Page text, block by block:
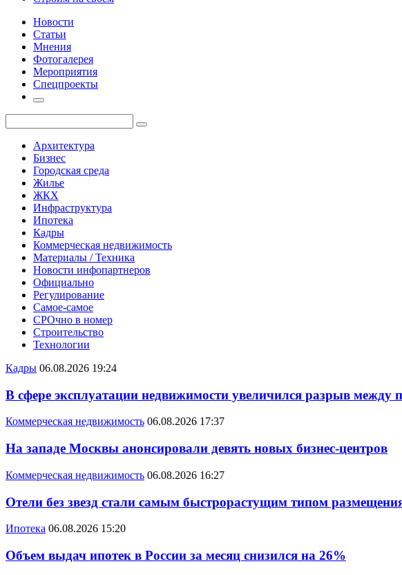
Новости
Статьи
Мнения
Фотогалерея
Мероприятия
Спецпроекты
Архитектура
Бизнес
Городская среда
Жилье
ЖКХ
Инфраструктура
Ипотека
Кадры
Коммерческая недвижимость
Материалы / Техника
Новости инфопартнеров
Официально
Регулирование
Самое-самое
СРОчно в номер
Строительство
Технологии
Кадры 06.08.2026 19:24
В сфере эксплуатации недвижимости увеличился разрыв
Коммерческая недвижимость 06.08.2026 17:37
На западе Москвы анонсировали девять новых бизнес-центров
Коммерческая недвижимость 06.08.2026 16:27
Отели без звезд стали самым быстрорастущим типом
Ипотека 06.08.2026 15:20
Объем выдач ипотек в России за месяц снизился на 26%